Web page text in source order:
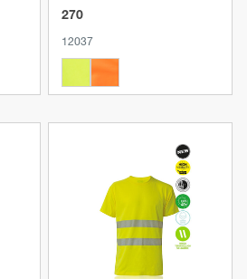
270
12037
Produkt anzeigen